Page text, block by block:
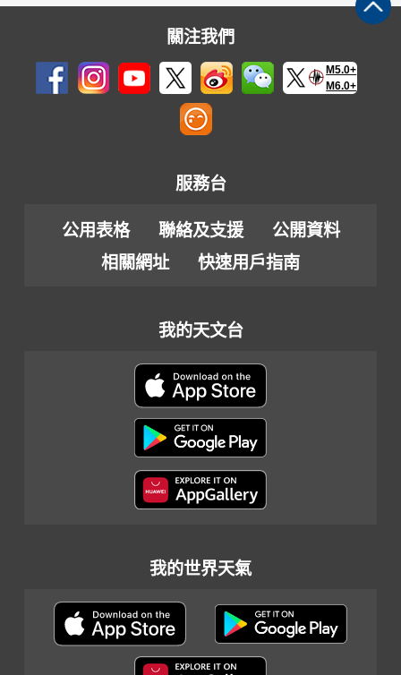
關注我們
M5.0+
M6.0+
服務台
公用表格 聯絡及支援
公開資料
相關網址
快速用戶指南
我的天文台
我的世界天氣